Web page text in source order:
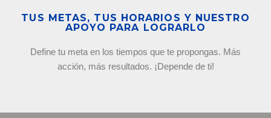
TUS METAS, TUS HORARIOS Y NUESTRO
APOYO PARA LOGRARLO
Define tu meta en los tiempos que te propongas. Más
acción, más resultados. ¡Depende de ti!